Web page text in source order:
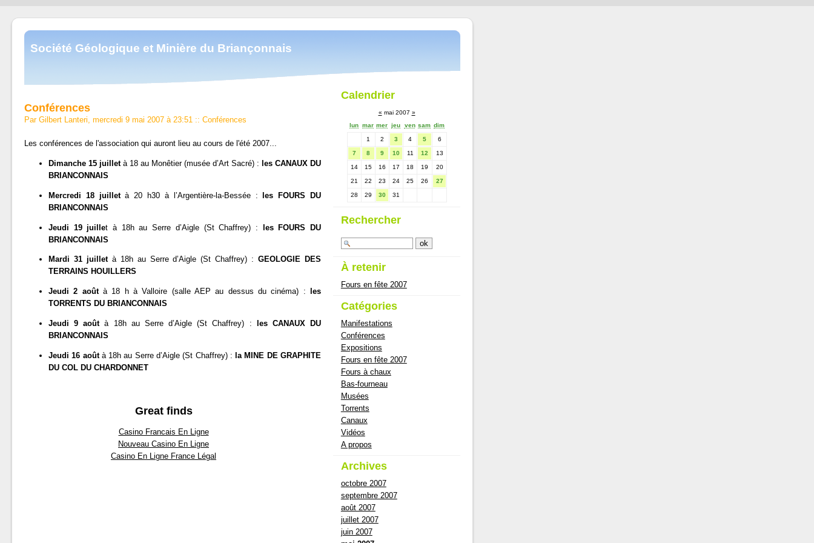
Société Géologique et Minière du Briançonnais
Conférences
Par Gilbert Lanteri, mercredi 9 mai 2007 à 23:51 :: Conférences
Les conférences de l'association qui auront lieu au cours de l'été 2007...
Dimanche 15 juilletà 18 au Monêtier (musée d’Art Sacré) : les CANAUX DU
BRIANCONNAIS
Mercredi 18 juilletà 20 h30 à l’Argentière-la-Bessée :
les FOURS DU
BRIANCONNAIS
Jeudi 19 juillet à 18h au Serre d’Aigle (St Chaffrey) : les FOURS DU
BRIANCONNAIS
Mardi 31 juilletà 18h au Serre d’Aigle (St Chaffrey) :GEOLOGIE DES
TERRAINS HOUILLERS
Jeudi 2 aoûtà 18 h à Valloire (salle AEP au dessus du cinéma) :
les
TORRENTS DU BRIANCONNAIS
Jeudi 9 aoûtà 18h au Serre d’Aigle (St Chaffrey) :
les CANAUX DU
BRIANCONNAIS
Jeudi 16 aoûtà 18h au Serre d’Aigle (St Chaffrey) : la MINE DE GRAPHITE
DU COL DU CHARDONNET
Great finds
Casino Francais En Ligne
Nouveau Casino En Ligne
Casino En Ligne France Légal
Calendrier
« mai 2007 »
lun mar mer jeu ven sam dim
1 2 3 4 5 6
7 8 9 10 11 12 13
14 15 16 17 18 19 20
21 22 23 24 25 26 27
28 29 30 31
Rechercher
À retenir
Fours en fête 2007
Catégories
Manifestations
Conférences
Expositions
Fours en fête 2007
Fours à chaux
Bas-fourneau
Musées
Torrents
Canaux
Vidéos
A propos
Archives
octobre 2007
septembre 2007
août 2007
juillet 2007
juin 2007